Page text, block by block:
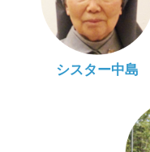
シスター中島